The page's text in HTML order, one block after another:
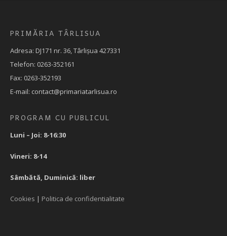
PRIMĂRIA TÂRLISUA
Adresa: DJ171 nr. 36, Târlișua 427331
Telefon: 0263-352161
Fax: 0263-352193
E-mail: contact@primariatarlisua.ro
PROGRAM CU PUBLICUL
Luni – Joi: 8-16:30
Vineri: 8-14
Sâmbătă, Duminică: liber
Cookies | Politica de confidentialitate